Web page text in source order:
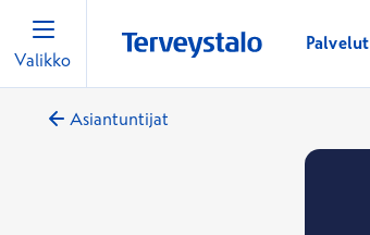
Valikko
Palvelut
Asiantuntijat